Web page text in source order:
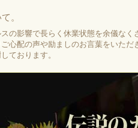
。
の影響で長らく休業状態を余儀なく
心配の声や励ましのお言葉をいただ
ております。